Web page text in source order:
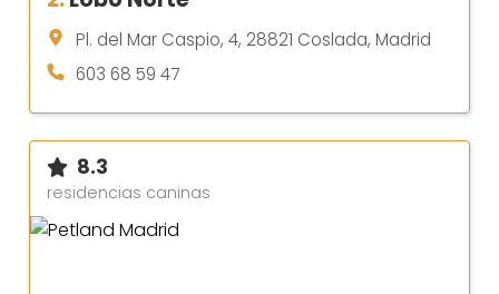
Pl. del Mar Caspio, 4, 28821 Coslada, Madrid
603 68 59 47
8.3
residencias caninas